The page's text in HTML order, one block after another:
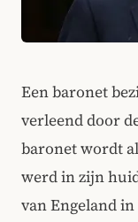
Een baronet
verleend door
baronet wordt
werd in zijn
van Engeland